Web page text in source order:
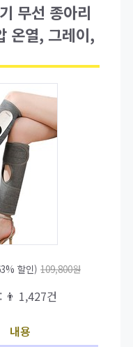
무선 종아리
온열, 그레이,
할인) 109,800원
1,427건
내용